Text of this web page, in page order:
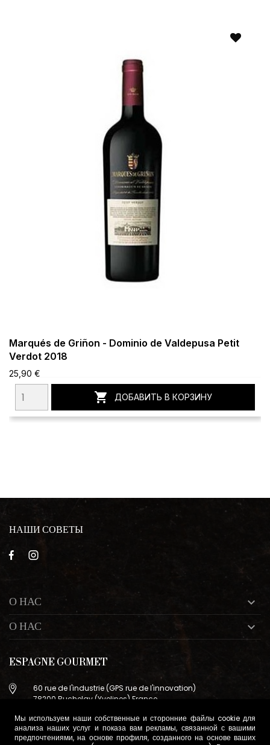
Мы используем наши собственные и сторонние файлы cookie для
анализа наших услуг и показа вам рекламы, связанной с вашими
предпочтениями, на основе профиля, созданного на основе ваших
Marqués de Griñon - Dominio de Valdepusa Petit
Verdot 2018
25,90 €
 ДОБАВИТЬ В КОРЗИНУ
НАШИ СОВЕТЫ
О НАС 
О НАС 
ESPAGNE GOURMET
60 rue de l'industrie (GPS rue de l'innovation)
78200 Buchelay (Yvelines) France
+33 (0)9 83 29 36 98
info@espagne-gourmet.com